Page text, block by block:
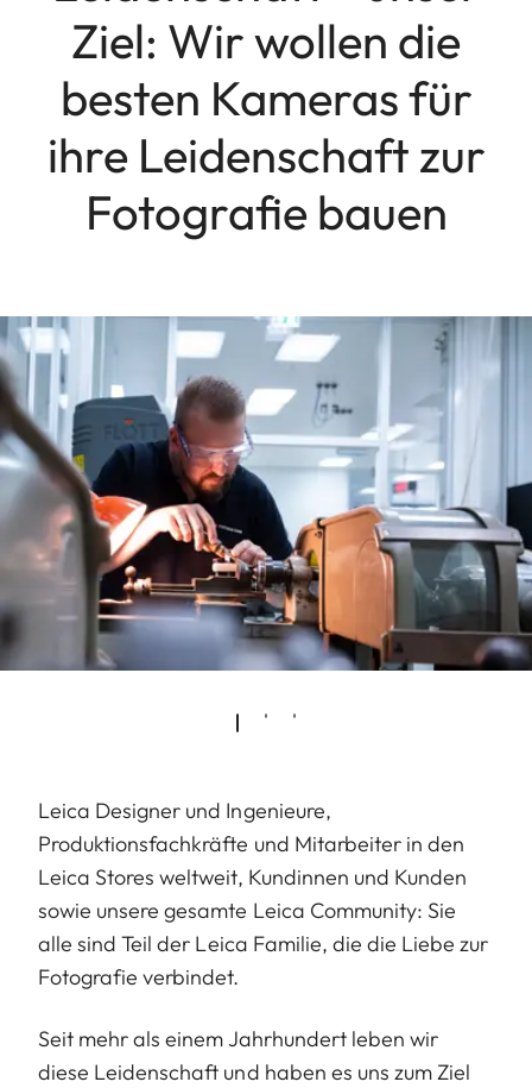
Ziel: Wir wollen die
besten Kameras für
ihre Leidenschaft zur
Fotografie bauen
Leica Designer und Ingenieure,
Produktionsfachkräfte und Mitarbeiter in den
Leica Stores weltweit, Kundinnen und Kunden
sowie unsere gesamte Leica Community: Sie
alle sind Teil der Leica Familie, die die Liebe zur
Fotografie verbindet.
Seit mehr als einem Jahrhundert leben wir
diese Leidenschaft und haben es uns zum Ziel